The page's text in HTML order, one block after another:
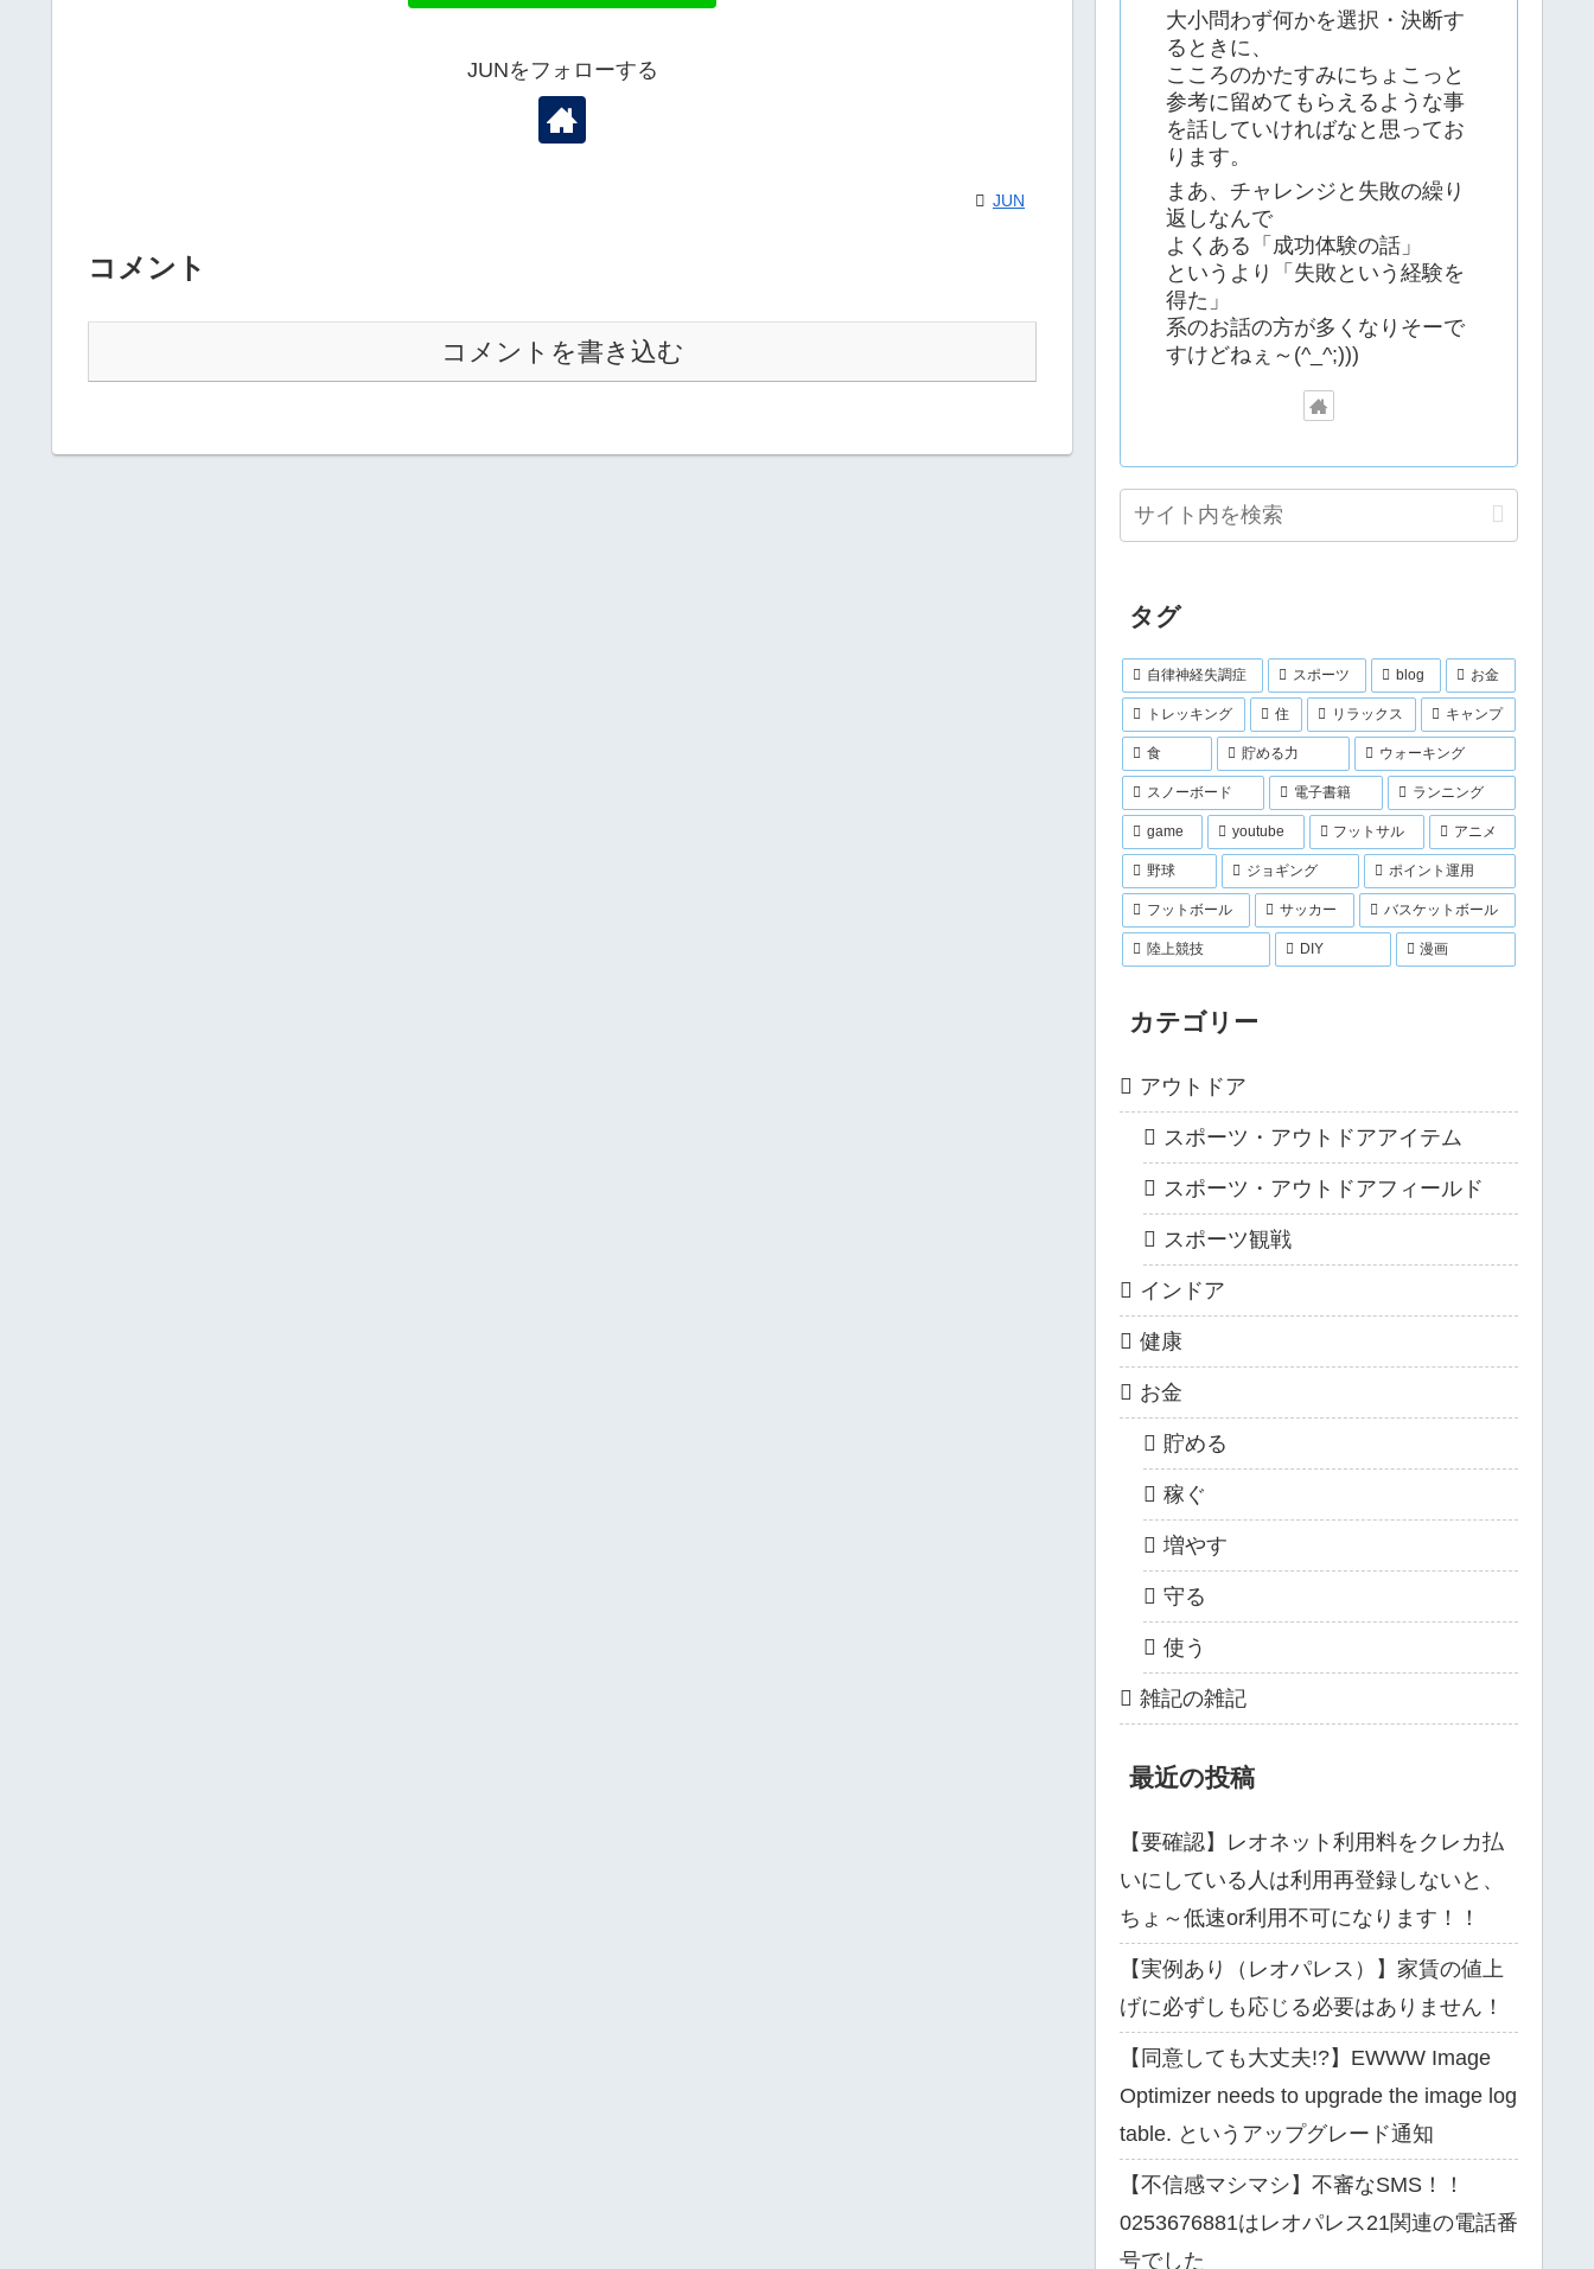
JUNをフォローする
JUN
コメント
コメントを書き込む
大小問わず何かを選択・決断す
るときに、
こころのかたすみにちょこっと
参考に留めてもらえるような事
を話していければなと思ってお
ります。
まあ、チャレンジと失敗の繰り
返しなんで
よくある「成功体験の話」
というより「失敗という経験を
得た」
系のお話の方が多くなりそーで
すけどねぇ～(^_^;)))
タグ
自律神経失調症 スポーツ blog お金
トレッキング 住 リラックス キャンプ
食 貯める力 ウォーキング
スノーボード 電子書籍 ランニング
game youtube フットサル アニメ
野球 ジョギング ポイント運用
フットボール サッカー バスケットボール
陸上競技 DIY 漫画
カテゴリー
アウトドア
スポーツ・アウトドアアイテム
スポーツ・アウトドアフィールド
スポーツ観戦
インドア
健康
お金
貯める
稼ぐ
増やす
守る
使う
雑記の雑記
最近の投稿
【要確認】レオネット利用料をクレカ払
いにしている人は利用再登録しないと、
ちょ～低速or利用不可になります！！
【実例あり（レオパレス）】家賃の値上
げに必ずしも応じる必要はありません！
【同意しても大丈夫!?】EWWW Image
Optimizer needs to upgrade the image log
table. というアップグレード通知
【不信感マシマシ】不審なSMS！！
0253676881はレオパレス21関連の電話番
号でした